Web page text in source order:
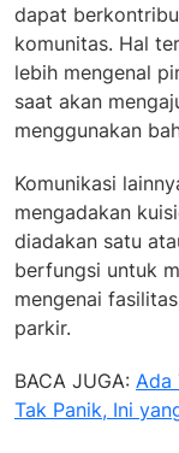
dapat
komunitas. Hal
lebih mengenal
saat akan
menggunakan
Komunikasi
mengadakan
diadakan satu
berfungsi untuk
mengenai
parkir.
BACA JUGA: Ada
Tak Panik, Ini